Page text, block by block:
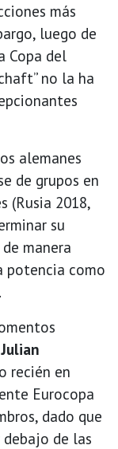
más
luego de
Copa del
no la ha
alemanes
de grupos en
(Rusia 2018,
su
manera
potencia como
Julian
recién en
Eurocopa
dado que
de las